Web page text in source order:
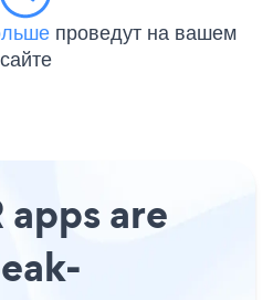
проведут на вашем
сайте
are